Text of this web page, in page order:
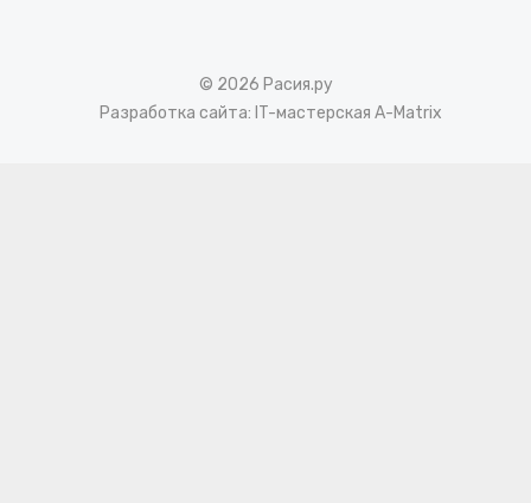
© 2026 Расия.ру
Разработка сайта: IT-мастерская A-Matrix